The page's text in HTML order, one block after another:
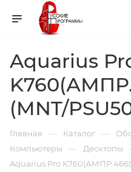
Aquarius
Главная — Каталог —
Компьютеры — Десктопы
Aquarius Pro